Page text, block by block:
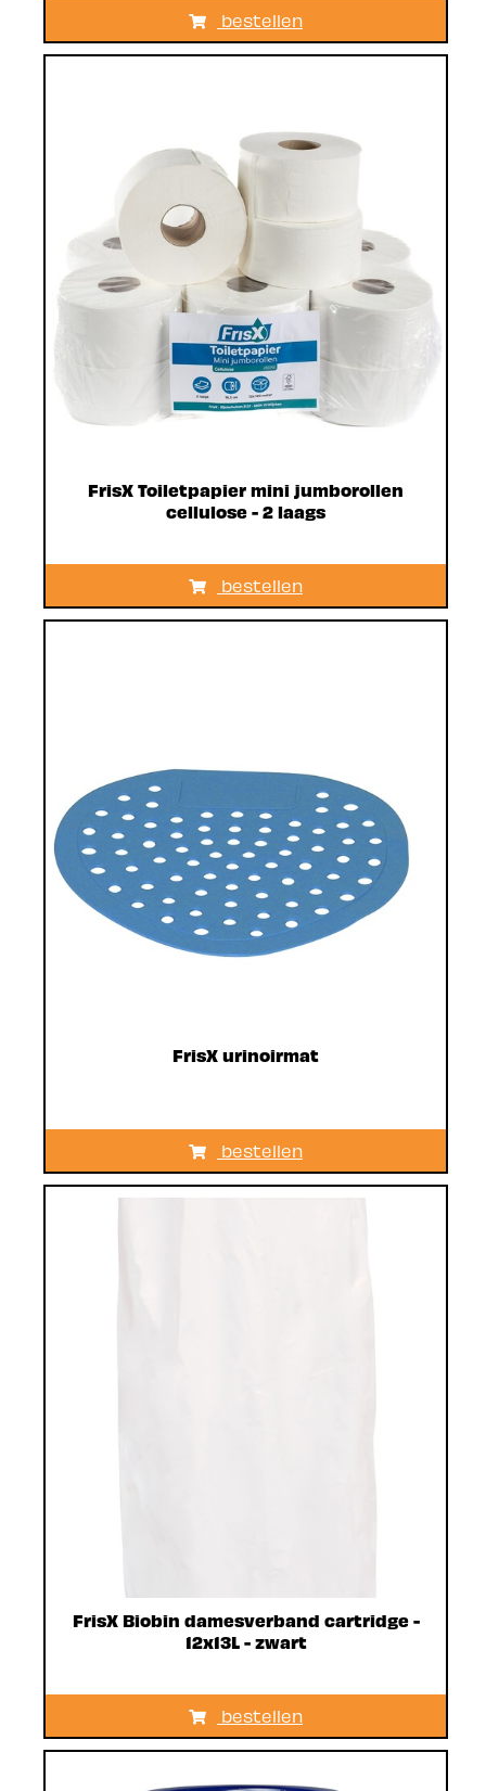
bestellen
FrisX Toiletpapier mini jumborollen
cellulose - 2 laags
bestellen
FrisX urinoirmat
bestellen
FrisX Biobin damesverband cartridge -
12x13L - zwart
bestellen